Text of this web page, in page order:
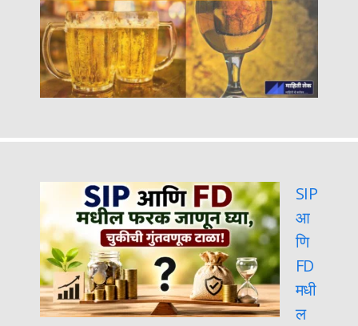
SIP
आ
णि
FD
मधी
ल